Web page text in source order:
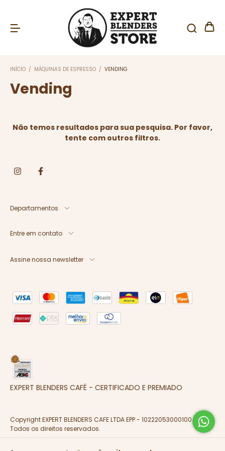
INÍCIO / MÁQUINAS DE ESPRESSO / VENDING
Vending
Não temos resultados para sua pesquisa. Por favor,
tente com outros filtros.
Departamentos
Entre em contato
Assine nossa newsletter
EXPERT BLENDERS CAFÉ - CERTIFICADO E PREMIADO
Copyright EXPERT BLENDERS CAFE LTDA EPP - 10222053000100 - 2026.
Todos os direitos reservados.